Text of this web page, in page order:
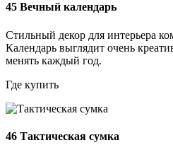
45 Вечный календарь
Стильный декор для интерьера
Календарь выглядит очень
менять каждый год.
Где купить
46 Тактическая сумка